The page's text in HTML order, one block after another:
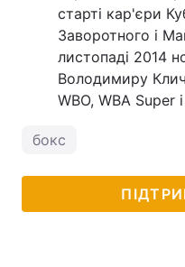
старті кар'єри
Заворотного і
листопаді 2014
Володимиру
WBO, WBA Super
бокс